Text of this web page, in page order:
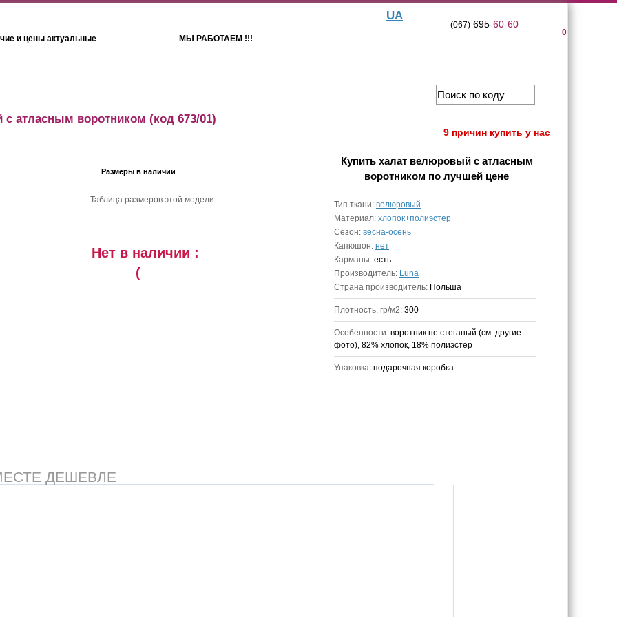
и цены актуальные МЫ РАБОТАЕМ !!!
UA
0
(067)695-60-60
9 причин купить у нас
атласным воротником (код 673/01)
Размеры в наличии
Таблица размеров этой модели
Нет в наличии :
(
Купить халат велюровый с атласным
воротником по лучшей цене
Тип ткани: велюровый
Материал: хлопок+полиэстер
Сезон: весна-осень
Капюшон: нет
Карманы: есть
Производитель: Luna
Страна производитель: Польша
Плотность, гр/м2: 300
Особенности: воротник не стеганый (см. другие
фото), 82% хлопок, 18% полиэстер
Упаковка: подарочная коробка
ДЕШЕВЛЕ